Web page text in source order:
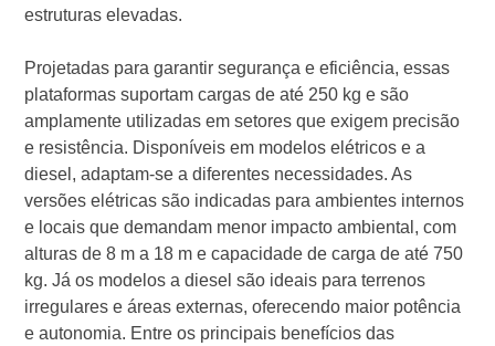
estruturas elevadas.
Projetadas para garantir segurança e eficiência, essas
plataformas suportam cargas de até 250 kg e são
amplamente utilizadas em setores que exigem precisão
e resistência. Disponíveis em modelos elétricos e a
diesel, adaptam-se a diferentes necessidades. As
versões elétricas são indicadas para ambientes internos
e locais que demandam menor impacto ambiental, com
alturas de 8 m a 18 m e capacidade de carga de até 750
kg. Já os modelos a diesel são ideais para terrenos
irregulares e áreas externas, oferecendo maior potência
e autonomia. Entre os principais benefícios das